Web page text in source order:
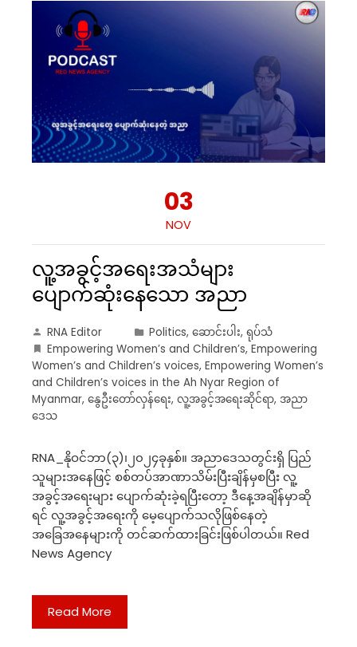
03
NOV
လူ့အခွင့်အရေးအသံများ
ပျောက်ဆုံးနေသော အညာ
RNA Editor Politics, ဆောင်းပါး, ရုပ်သံ
Empowering Women’s and Children’s, Empowering
Women’s and Children’s voices, Empowering Women’s
and Children’s voices in the Ah Nyar Region of
Myanmar, နွေဦးတော်လှန်ရေး, လူ့အခွင့်အရေးဆိုင်ရာ, အညာ
ဒေသ
RNA_နိုဝင်ဘာ(၃)၊၂၀၂၄ခုနှစ်။ အညာဒေသတွင်းရှိ ပြည်
သူများအနေဖြင့် စစ်တပ်အာဏာသိမ်းပြီးချိန်မှစပြီး လူ့
အခွင့်အရေးများ ပျောက်ဆုံးခဲ့ရပြီးတော့ ဒီနေ့အချိန်မှာဆို
ရင် လူ့အခွင့်အရေးကို မေ့ပျောက်သလိုဖြစ်နေတဲ့
အခြေအနေများကို တင်ဆက်ထားခြင်းဖြစ်ပါတယ်။ Red
News Agency
Read More